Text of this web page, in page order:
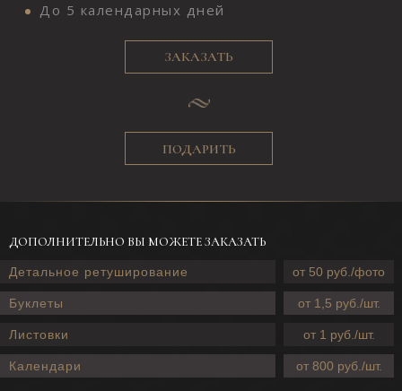
До 5 календарных дней
ЗАКАЗАТЬ
ПОДАРИТЬ
ДОПОЛНИТЕЛЬНО ВЫ МОЖЕТЕ ЗАКАЗАТЬ
Детальное ретуширование от 50 руб./фото
Буклеты от 1,5 руб./шт.
Листовки от 1 руб./шт.
Календари от 800 руб./шт.